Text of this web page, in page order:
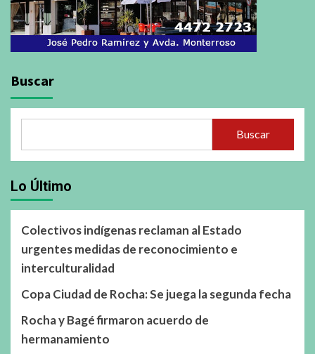
Buscar
Buscar
Lo Último
Colectivos indígenas reclaman al Estado
urgentes medidas de reconocimiento e
interculturalidad
Copa Ciudad de Rocha: Se juega la segunda fecha
Rocha y Bagé firmaron acuerdo de
hermanamiento